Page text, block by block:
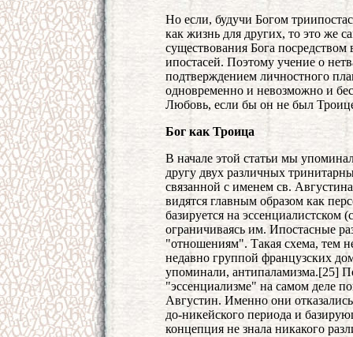
Но если, будучи Богом
как жизнь для других, то это же
существования Бога
ипостасей. Поэтому учение о
подтверждением личностного
одновременно и невозможно и
Любовь, если бы он не был
Бог как Троица
В начале этой статьи мы
другу двух различных
связанной с именем св.
видятся главным образом как
базируется на эссенциалистском
ограничиваясь им. Ипостасные
"отношениям". Такая схема, тем
недавно группой французских
упоминали, антипаламизма.[25]
"эссенциализме" на самом деле
Августин. Именно они
до-никейского периода и
концепция не знала никакого